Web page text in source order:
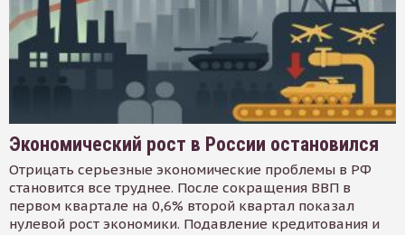
Экономический рост в России остановился
Отрицать серьезные экономические проблемы в РФ
становится все труднее. После сокращения ВВП в
первом квартале на 0,6% второй квартал показал
нулевой рост экономики. Подавление кредитования и